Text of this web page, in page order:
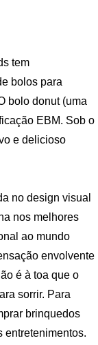
tem
bolos para
bolo donut (uma
EBM. Sob o
e delicioso
no design visual
nos melhores
ao mundo
envolvente
é à toa que o
sorrir. Para
brinquedos
entretenimentos.